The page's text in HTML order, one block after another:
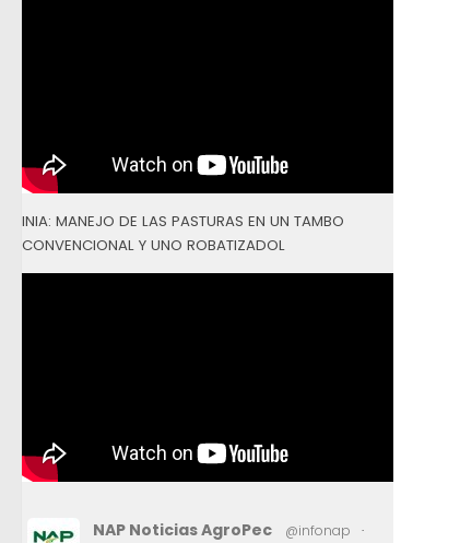
INIA: MANEJO DE LAS PASTURAS EN UN TAMBO
CONVENCIONAL Y UNO ROBATIZADOL
NAP Noticias AgroPec @infonap
·